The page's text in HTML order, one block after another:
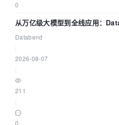
0
从万亿级大模型到全线应用：
企业构建全链路 Trace 数据管道
Databend
2026-08-07
211
0